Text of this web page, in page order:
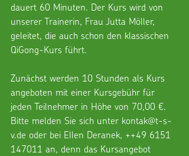
dauert 60 Minuten. Der Kurs wird von
unserer Trainerin, Frau Jutta Möller,
geleitet, die auch schon den klassischen
QiGong-Kurs führt.
Zunächst werden 10 Stunden als Kurs
angeboten mit einer Kursgebühr für
jeden Teilnehmer in Höhe von 70,00 €.
Bitte melden Sie sich unter kontak@t-s-
v.de oder bei Ellen Deranek, ++49 6151
147011 an, denn das Kursangebot